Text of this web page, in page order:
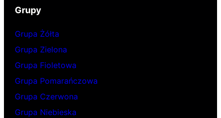
Grupy
Grupa Żółta
Grupa Zielona
Grupa Fioletowa
Grupa Pomarańczowa
Grupa Czerwona
Grupa Niebieska